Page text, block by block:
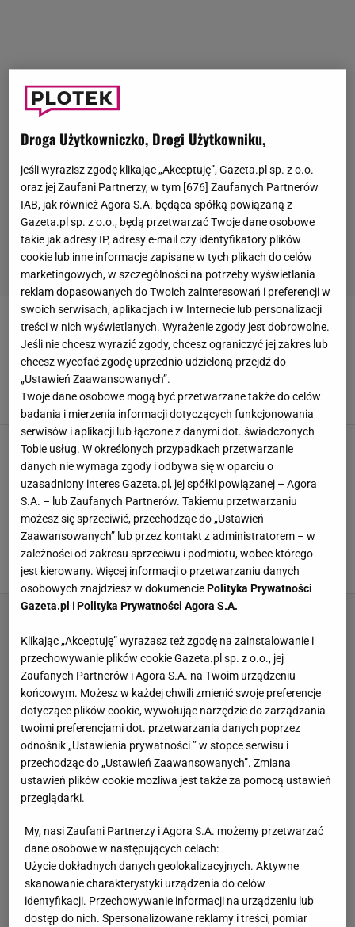
PARANIENORMALNI
Nie żyje ojciec Roberta Motyki. Widzowie
pokochali go w programie TTV
Zuzanna Szeloch,2 LISTOPADA 2024, 14:03
Kabareciarze nie pozostają obojętni na
sytuację powodzian. Tak pomagają. "Jesteście
wielcy"
Nikola Siwik, 17 WRZEŚNIA 2024, 09:43
Kabareciarze rezygnują z występów przez
powodzie. Internauci reagują
Katarzyna Albrycht,16 WRZEŚNIA 2024, 13:48
Droga Użytkowniczko, Drogi Użytkowniku,
jeśli wyrazisz zgodę klikając „Akceptuję”, Gazeta.pl sp. z o.o.
oraz jej Zaufani Partnerzy, w tym [676] Zaufanych Partnerów
IAB, jak również Agora S.A. będąca spółką powiązaną z
Gazeta.pl sp. z o.o., będą przetwarzać Twoje dane osobowe
takie jak adresy IP, adresy e-mail czy identyfikatory plików
cookie lub inne informacje zapisane w tych plikach do celów
marketingowych, w szczególności na potrzeby wyświetlania
reklam dopasowanych do Twoich zainteresowań i preferencji w
swoich serwisach, aplikacjach i w Internecie lub personalizacji
treści w nich wyświetlanych. Wyrażenie zgody jest dobrowolne.
Jeśli nie chcesz wyrazić zgody, chcesz ograniczyć jej zakres lub
chcesz wycofać zgodę uprzednio udzieloną przejdź do
„Ustawień Zaawansowanych”.
Twoje dane osobowe mogą być przetwarzane także do celów
badania i mierzenia informacji dotyczących funkcjonowania
serwisów i aplikacji lub łączone z danymi dot. świadczonych
Tobie usług. W określonych przypadkach przetwarzanie
danych nie wymaga zgody i odbywa się w oparciu o
uzasadniony interes Gazeta.pl, jej spółki powiązanej – Agora
S.A. – lub Zaufanych Partnerów. Takiemu przetwarzaniu
możesz się sprzeciwić, przechodząc do „Ustawień
Zaawansowanych” lub przez kontakt z administratorem – w
zależności od zakresu sprzeciwu i podmiotu, wobec którego
jest kierowany. Więcej informacji o przetwarzaniu danych
osobowych znajdziesz w dokumenciePolityka Prywatności
Gazeta.pl iPolityka Prywatności Agora S.A.
Klikając „Akceptuję” wyrażasz też zgodę na zainstalowanie i
przechowywanie plików cookie Gazeta.pl sp. z o.o., jej
Zaufanych Partnerów i Agora S.A. na Twoim urządzeniu
końcowym. Możesz w każdej chwili zmienić swoje preferencje
dotyczące plików cookie, wywołując narzędzie do zarządzania
twoimi preferencjami dot. przetwarzania danych poprzez
odnośnik „Ustawienia prywatności ” w stopce serwisu i
przechodząc do „Ustawień Zaawansowanych”. Zmiana
ustawień plików cookie możliwa jest także za pomocą ustawień
przeglądarki.
My, nasi Zaufani Partnerzy i Agora S.A. możemy przetwarzać
dane osobowe w następujących celach:
Użycie dokładnych danych geolokalizacyjnych. Aktywne
skanowanie charakterystyki urządzenia do celów
identyfikacji. Przechowywanie informacji na urządzeniu lub
dostęp do nich. Spersonalizowane reklamy i treści, pomiar